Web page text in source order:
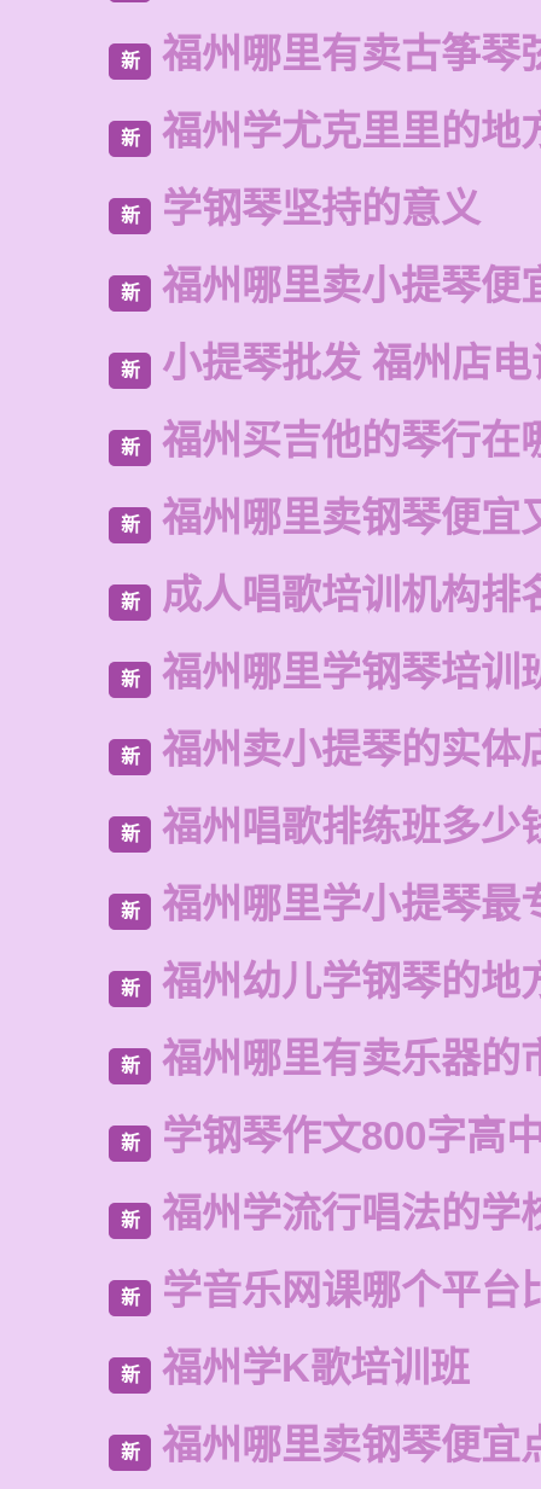
新 福州哪里有卖古筝琴
新 福州学尤克里里的地
新 学钢琴坚持的意义
新 福州哪里卖小提琴便
新 小提琴批发 福州店
新 福州买吉他的琴行在
新 福州哪里卖钢琴便宜
新 成人唱歌培训机构排
新 福州哪里学钢琴培训
新 福州卖小提琴的实体
新 福州唱歌排练班多少
新 福州哪里学小提琴最
新 福州幼儿学钢琴的地
新 福州哪里有卖乐器的
新 学钢琴作文800字高
新 福州学流行唱法的学
新 学音乐网课哪个平台
新 福州学K歌培训班
新 福州哪里卖钢琴便宜